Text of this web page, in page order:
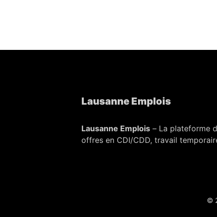
Lausanne Emplois
Lausanne Emplois – La plateforme
offres en CDI/CDD, travail
©